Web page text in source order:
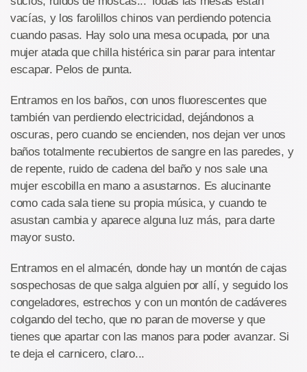
vacías, y los farolillos chinos van perdiendo potencia
cuando pasas. Hay solo una mesa ocupada, por una
mujer atada que chilla histérica sin parar para intentar
escapar. Pelos de punta.
Entramos en los baños, con unos fluorescentes que
también van perdiendo electricidad, dejándonos a
oscuras, pero cuando se encienden, nos dejan ver unos
baños totalmente recubiertos de sangre en las paredes, y
de repente, ruido de cadena del baño y nos sale una
mujer escobilla en mano a asustarnos. Es alucinante
como cada sala tiene su propia música, y cuando te
asustan cambia y aparece alguna luz más, para darte
mayor susto.
Entramos en el almacén, donde hay un montón de cajas
sospechosas de que salga alguien por allí, y seguido los
congeladores, estrechos y con un montón de cadáveres
colgando del techo, que no paran de moverse y que
tienes que apartar con las manos para poder avanzar. Si
te deja el carnicero, claro...